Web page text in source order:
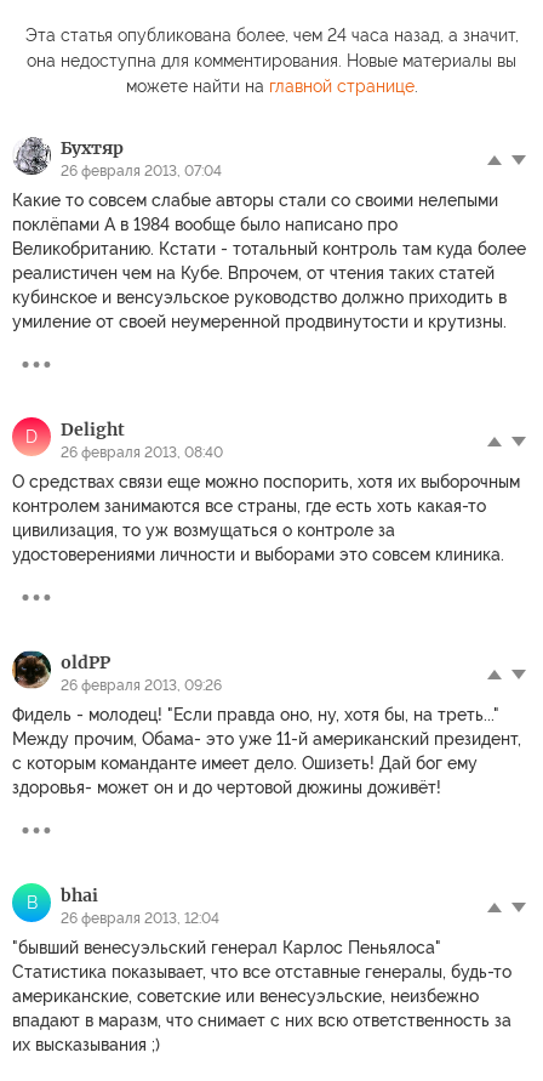
Эта статья опубликована более, чем 24 часа назад, а значит,
она недоступна для комментирования. Новые материалы вы
можете найти на главной странице.
Бухтяр
26 февраля 2013, 07:04
Какие то совсем слабые авторы стали со своими нелепыми
поклёпами А в 1984 вообще было написано про
Великобританию. Кстати - тотальный контроль там куда более
реалистичен чем на Кубе. Впрочем, от чтения таких статей
кубинское и венсуэльское руководство должно приходить в
умиление от своей неумеренной продвинутости и крутизны.
D Delight
26 февраля 2013, 08:40
О средствах связи еще можно поспорить, хотя их выборочным
контролем занимаются все страны, где есть хоть какая-то
цивилизация, то уж возмущаться о контроле за
удостоверениями личности и выборами это совсем клиника.
oldPP
26 февраля 2013, 09:26
Фидель - молодец! "Если правда оно, ну, хотя бы, на треть..."
Между прочим, Обама- это уже 11-й американский президент,
с которым команданте имеет дело. Ошизеть! Дай бог ему
здоровья- может он и до чертовой дюжины доживёт!
B bhai
26 февраля 2013, 12:04
"бывший венесуэльский генерал Карлос Пеньялоса"
Статистика показывает, что все отставные генералы, будь-то
американские, советские или венесуэльские, неизбежно
впадают в маразм, что снимает с них всю ответственность за
их высказывания ;)